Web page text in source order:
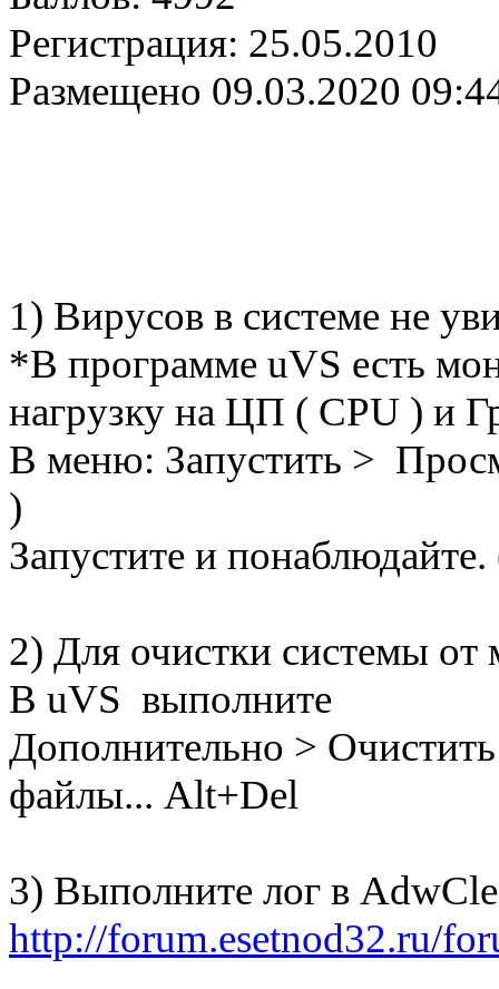
Регистрация: 25.05.2010
Размещено 09.03.2020
1) Вирусов в системе не
*В программе uVS есть
нагрузку на ЦП ( CPU ) и
В меню: Запустить >
)
Запустите и
2) Для очистки системы от
В uVS выполните
Дополнительно >
файлы... Alt+Del
3) Выполните лог в
http://forum.esetnod32.ru/